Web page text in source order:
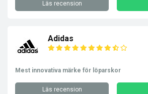
Läs recension
Adidas
Mest innovativa märke för löparskor
Läs recension